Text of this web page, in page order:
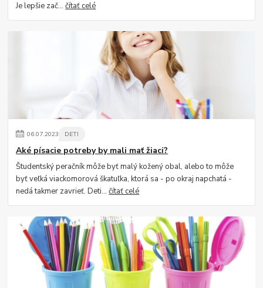
Je lepšie zač...čítať celé
06.07.2023 DETI
Aké písacie potreby by mali mať žiaci?
Študentský peračník môže byť malý kožený obal, alebo to môže
byť veľká viackomorová škatuľka, ktorá sa - po okraj napchatá -
nedá takmer zavrieť. Deti...čítať celé